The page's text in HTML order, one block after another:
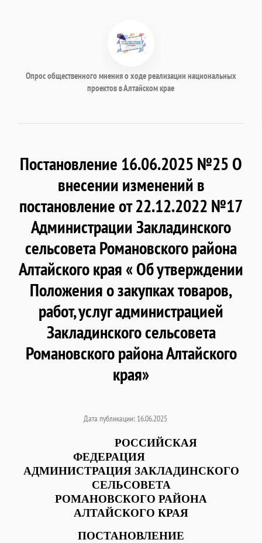
Опрос общественного мнения о ходе реализации национальных
проектов в Алтайском крае
Постановление 16.06.2025 №25 О
внесении изменений в
постановление от 22.12.2022 №17
Администрации Закладинского
сельсовета Романовского района
Алтайского края « Об утверждении
Положения о закупках товаров,
работ, услуг администрацией
Закладинского сельсовета
Романовского района Алтайского
края»
Дата публикации: 16.06.2025
РОССИЙСКАЯ
ФЕДЕРАЦИЯ
АДМИНИСТРАЦИЯ ЗАКЛАДИНСКОГО
СЕЛЬСОВЕТА
РОМАНОВСКОГО РАЙОНА
АЛТАЙСКОГО КРАЯ
ПОСТАНОВЛЕНИЕ